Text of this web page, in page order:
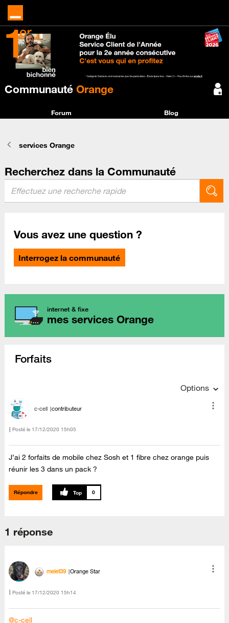
Communauté Orange
Forum Blog
services Orange
Recherchez dans la Communauté
Vous avez une question ?
Interrogez la communauté
internet & fixe
mes services Orange
Forfaits
Options
c-cell contributeur
Posté le ‎17/12/2020 15h05
J’ai 2 forfaits de mobile chez Sosh et 1 fibre chez orange puis
réunir les 3 dans un pack ?
Répondre 0
1 réponse
melet39 Orange Star
Posté le ‎17/12/2020 15h14
@c-cell